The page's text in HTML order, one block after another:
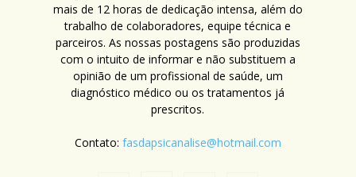
mais de 12 horas de dedicação intensa, além do
trabalho de colaboradores, equipe técnica e
parceiros. As nossas postagens são produzidas
com o intuito de informar e não substituem a
opinião de um profissional de saúde, um
diagnóstico médico ou os tratamentos já
prescritos.
Contato: fasdapsicanalise@hotmail.com